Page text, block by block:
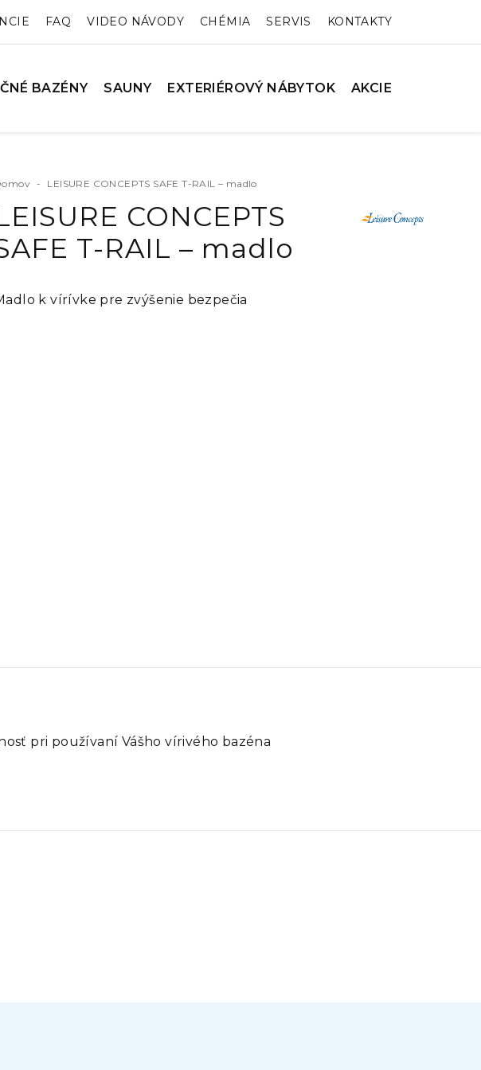
FAQ VIDEO NÁVODY CHÉMIA SERVIS KONTAKTY
BAZÉNY SAUNY EXTERIÉROVÝ NÁBYTOK AKCIE
- LEISURE CONCEPTS SAFE T-RAIL – madlo
CONCEPTS
T-RAIL – madlo
k vírívke pre zvýšenie bezpečia
pri používaní Vášho vírivého bazéna